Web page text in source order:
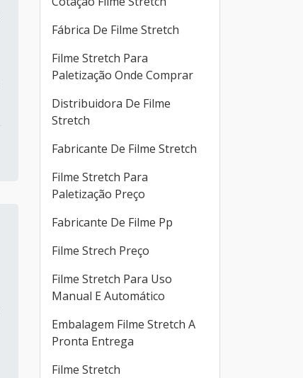
Fábrica De Filme Stretch
Filme Stretch Para
Paletização Onde Comprar
Distribuidora De Filme
Stretch
Fabricante De Filme Stretch
Filme Stretch Para
Paletização Preço
Fabricante De Filme Pp
Filme Strech Preço
Filme Stretch Para Uso
Manual E Automático
Embalagem Filme Stretch A
Pronta Entrega
Filme Stretch